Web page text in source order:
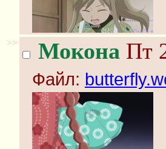
>> Мокона Пт
Файл: